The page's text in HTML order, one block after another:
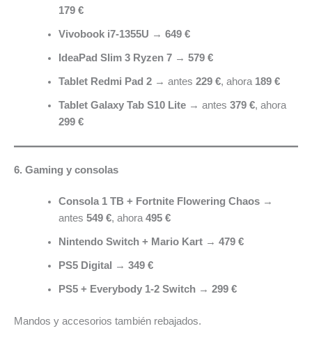
179 €
Vivobook i7-1355U → 649 €
IdeaPad Slim 3 Ryzen 7→ 579 €
Tablet Redmi Pad 2→ antes 229 €, ahora 189 €
Tablet Galaxy Tab S10 Lite→ antes 379 €, ahora
299 €
6. Gaming y consolas
Consola 1 TB + Fortnite Flowering Chaos→
antes 549 €, ahora495 €
Nintendo Switch + Mario Kart→ 479 €
PS5 Digital → 349 €
PS5 + Everybody 1-2 Switch→ 299 €
Mandos y accesorios también rebajados.